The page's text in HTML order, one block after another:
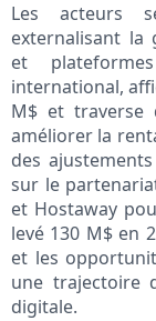
Les acteurs
externalisant la
et
international,
M$ et traverse
améliorer la
des
sur le
et Hostaway
levé 130 M$ en
et les
une trajectoire
digitale.